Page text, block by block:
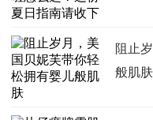
阻止
般肌肤